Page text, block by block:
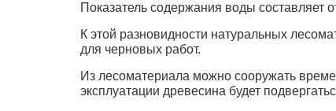
Показатель содержания воды составляет
К этой разновидности натуральных
для черновых работ.
Из лесоматериала можно сооружать
эксплуатации древесина будет